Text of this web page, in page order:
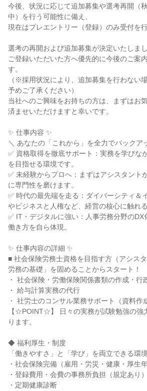
今後、状況に応じて追加募集や選考再開（
中）を行う可能性に備え、
現在はプレエントリー（登録）のみ受付を
選考の再開および追加募集が決定いたしまし
ご登録いただいた方へ優先的に今後のご案
す。
（※採用状況により、追加募集を行わない
予めご了承ください）
当社へのご興味をお持ちの方は、まずはお
済ませいただけますと幸いです。
✨ 仕事内容 ✨
＼ あなたの「これから」を全力でバックア
✅ 資格取得を徹底サポート：実務を学びな
を目指せる環境です。
✅ 未経験からプロへ：まずはアシスタント
に専門性を磨けます。
✅ 時代の最先端を走る：ダイバーシティ＆
やビジネスと人権など、経営の核心に触れ
✅ IT・デジタルに強い：人事労務分野のDX
働き方を自ら体現。
✨ 仕事内容の詳細 ✨
■ 社会保険労務士資格を目指す方（アシス
労務の基礎」を固めることからスタート！
・ 社会保険・労働保険関係書類の作成・行
・ 給与計算実務の代行
・ 社労士のコンサル業務サポート（資料作
【☆POINT☆】 日々の実務が試験勉強の強
ります。
◆ 福利厚生・制度
「働きやすさ」と「学び」を両立できる環
・社会保険完備（雇用・労災・健康・厚生年
・登録費用・会費の事務所負担（規定あり）
・定期健康診断